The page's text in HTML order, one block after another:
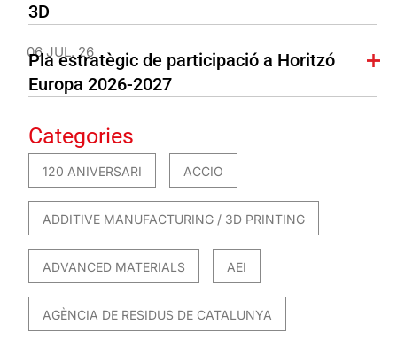
3D
06 JUL. 26
Pla estratègic de participació a Horitzó
Europa 2026-2027
Categories
120 ANIVERSARI ACCIO
ADDITIVE MANUFACTURING / 3D PRINTING
ADVANCED MATERIALS AEI
AGÈNCIA DE RESIDUS DE CATALUNYA